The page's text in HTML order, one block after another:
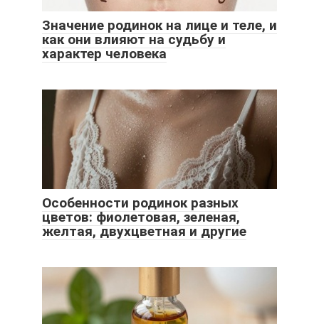
Значение родинок на лице и теле, и
как они влияют на судьбу и
характер человека
Особенности родинок разных
цветов: фиолетовая, зеленая,
желтая, двухцветная и другие